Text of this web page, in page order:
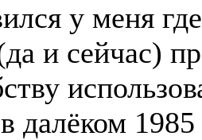
у меня
и сейчас)
далёком